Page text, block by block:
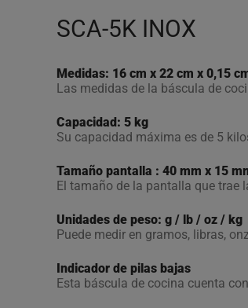
SCA-5K INOX
Medidas: 16 cm x 22 cm x 0,15
Las medidas de la báscula de
Capacidad: 5 kg
Su capacidad máxima es de 5
Tamaño pantalla : 40 mm x 15
El tamaño de la pantalla que trae
Unidades de peso: g / lb / oz / kg
Puede medir en gramos, libras,
Indicador de pilas bajas
Esta báscula de cocina cuenta